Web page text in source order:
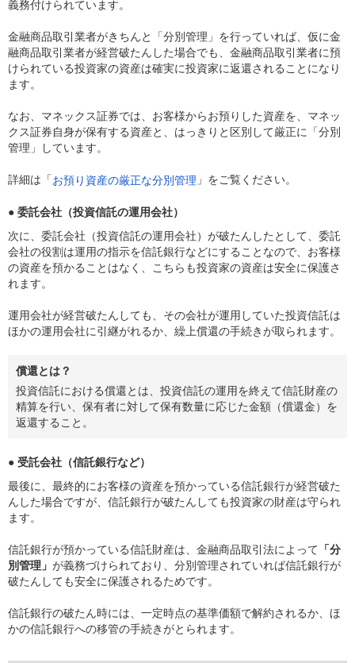
義務付けられています。
金融商品取引業者がきちんと「分別管理」を行っていれば、仮に金
融商品取引業者が経営破たんした場合でも、金融商品取引業者に預
けられている投資家の資産は確実に投資家に返還されることになり
ます。
なお、マネックス証券では、お客様からお預りした資産を、マネッ
クス証券自身が保有する資産と、はっきりと区別して厳正に「分別
管理」しています。
詳細は「お預り資産の厳正な分別管理 」をご覧ください。
● 委託会社（投資信託の運用会社）
次に、委託会社（投資信託の運用会社）が破たんしたとして、委託
会社の役割は運用の指示を信託銀行などにすることなので、お客様
の資産を預かることはなく、こちらも投資家の資産は安全に保護さ
れます。
運用会社が経営破たんしても、その会社が運用していた投資信託は
ほかの運用会社に引継がれるか、繰上償還の手続きが取られます。
償還とは？
投資信託における償還とは、投資信託の運用を終えて信託財産の
精算を行い、保有者に対して保有数量に応じた金額（償還金）を
返還すること。
● 受託会社（信託銀行など）
最後に、最終的にお客様の資産を預かっている信託銀行が経営破た
んした場合ですが、信託銀行が破たんしても投資家の財産は守られ
ます。
信託銀行が預かっている信託財産は、金融商品取引法によって 「分
別管理」 が義務づけられており、分別管理されていれば信託銀行が
破たんしても安全に保護されるためです。
信託銀行の破たん時には、一定時点の基準価額で解約されるか、ほ
かの信託銀行への移管の手続きがとられます。